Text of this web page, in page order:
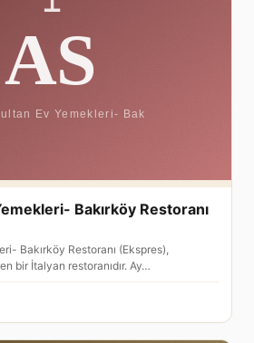
Bakırköy Restoranı
Bakırköy Restoranı (Ekspres),
bir İtalyan restoranıdır. Ay…